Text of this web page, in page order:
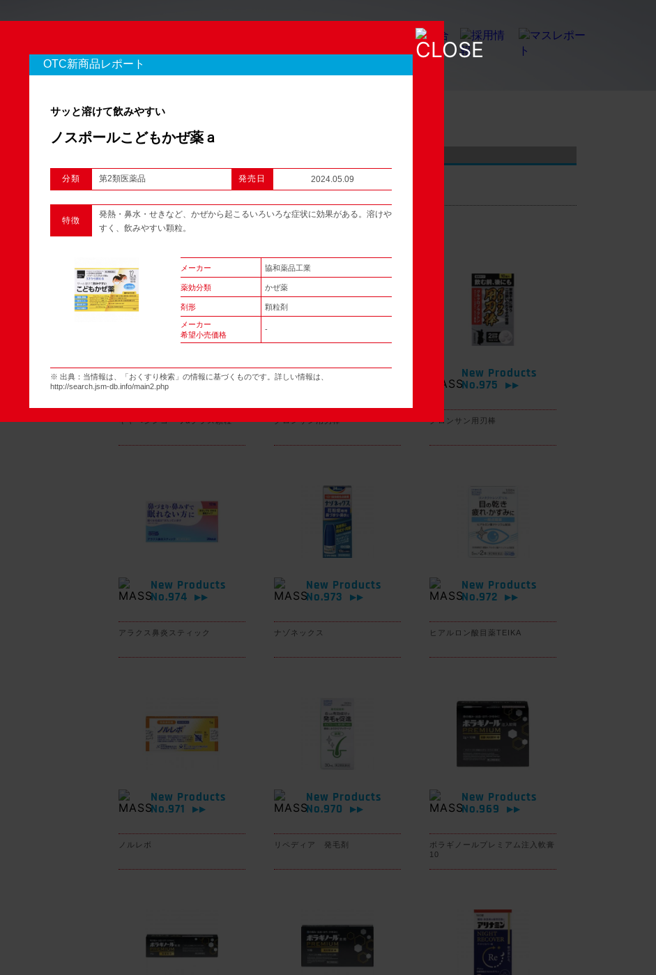
970 件のレポート
New Products
No.977
キャベジンコーワαプラス顆粒
New Products
グロンサン用刃棒
New Products
No.975
▶▶
グロンサン用刃棒
New Products
No.974
▶▶
アラクス鼻炎スティック
New Products
No.973
▶▶
ナゾネックス
New Products
No.972
▶▶
ヒアルロン酸目薬TEIKA
New Products
No.971
▶▶
ノルレボ
New Products
No.970
▶▶
リペディア 発毛剤
New Products
No.969
▶▶
ボラギノールプレミアム注入軟膏
10
OTC新商品レポート
サッと溶けて飲みやすい
ノスポールこどもかぜ薬ａ
分類 第2類医薬品 発売日 2024.05.09
特徴
発熱・鼻水・せきなど、かぜから起こるいろいろな症状に効果がある。溶けや
すく、飲みやすい顆粒。
メーカー 協和薬品工業
薬効分類 かぜ薬
剤形 顆粒剤
メーカー
希望小売価格
-
※ 出典：当情報は、「おくすり検索」の情報に基づくものです。詳しい情報は、
http://search.jsm-db.info/main2.php